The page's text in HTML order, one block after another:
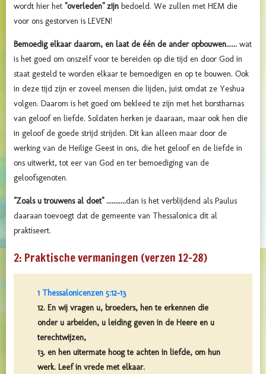
wordt hier het "overleden" zijn bedoeld. We zullen met HEM die
voor ons gestorven is LEVEN!
Bemoedig elkaar daarom, en laat de één de ander opbouwen...... wat
is het goed om onszelf voor te bereiden op die tijd en door God in
staat gesteld te worden elkaar te bemoedigen en op te bouwen. Ook
in deze tijd zijn er zoveel mensen die lijden, juist omdat ze Yeshua
volgen. Daarom is het goed om bekleed te zijn met het borstharnas
van geloof en liefde. Soldaten herken je daaraan, maar ook hen die
in geloof de goede strijd strijden. Dit kan alleen maar door de
werking van de Heilige Geest in ons, die het geloof en de liefde in
ons uitwerkt, tot eer van God en ter bemoediging van de
geloofsgenoten.
"Zoals u trouwens al doet" ...........dan is het verblijdend als Paulus
daaraan toevoegt dat de gemeente van Thessalonica dit al
praktiseert.
2: Praktische vermaningen (verzen 12–28)
1 Thessalonicenzen 5:12-13
12. En wij vragen u, broeders, hen te erkennen die
onder u arbeiden, u leiding geven in de Heere en u
terechtwijzen,
13. en hen uitermate hoog te achten in liefde, om hun
werk. Leef in vrede met elkaar.